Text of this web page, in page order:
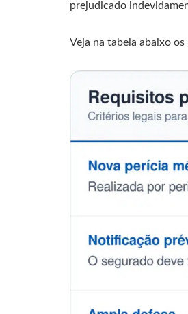
prejudicado
Veja na tabela abaixo